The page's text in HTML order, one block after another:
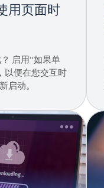
用页面时
启用“如果单
以便在您交互时
启动。